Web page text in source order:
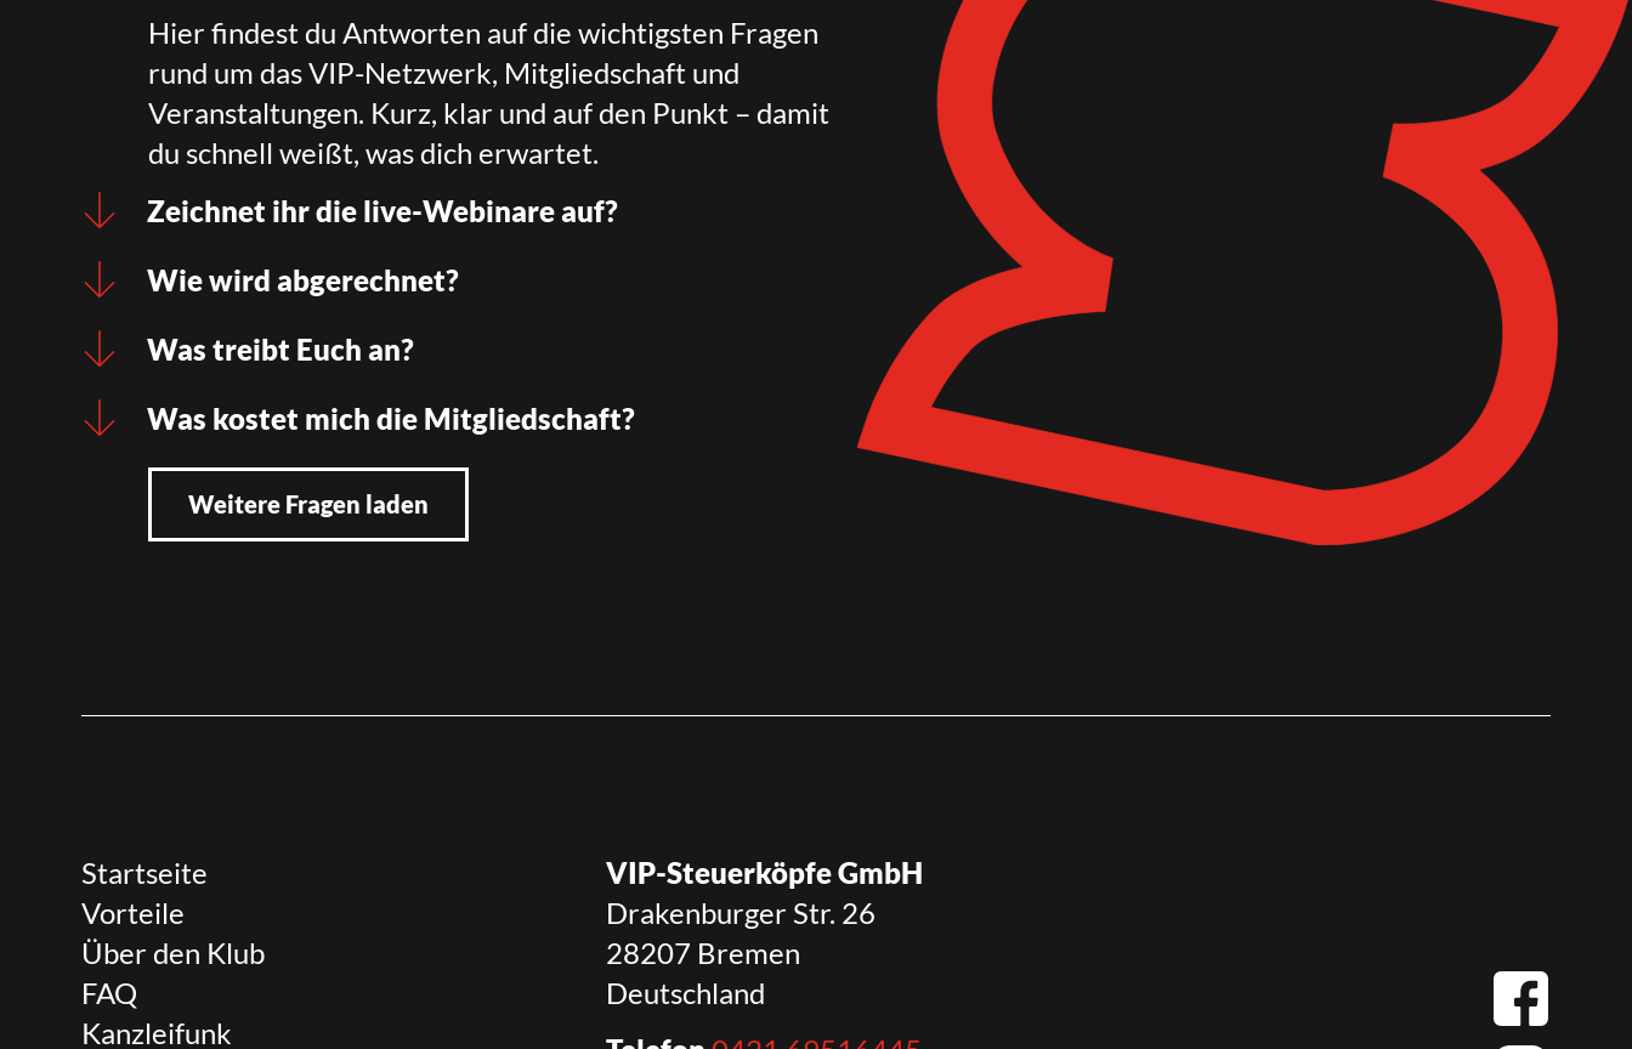
Hier findest du Antworten auf die wichtigsten Fragen
rund um das VIP-Netzwerk, Mitgliedschaft und
Veranstaltungen. Kurz, klar und auf den Punkt – damit
du schnell weißt, was dich erwartet.
Zeichnet ihr die live-Webinare auf?
Wie wird abgerechnet?
Was treibt Euch an?
Was kostet mich die Mitgliedschaft?
Weitere Fragen laden
Startseite
Vorteile
Über den Klub
FAQ
Kanzleifunk
VIP-Steuerköpfe GmbH
Drakenburger Str. 26
28207 Bremen
Deutschland